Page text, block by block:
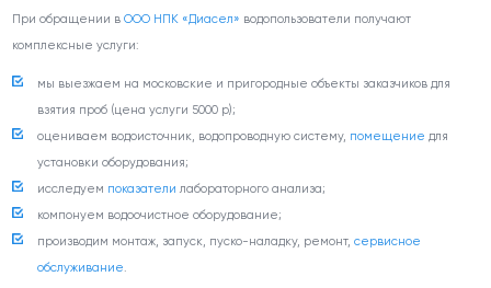
При обращении вООО НПК «Диасел» водопользователи получают
комплексные услуги:
мы выезжаем на московские и пригородные объекты заказчиков для
взятия проб (цена услуги 5000 р);
оцениваем водоисточник, водопроводную систему, помещение для
установки оборудования;
исследуем показатели лабораторного анализа;
компонуем водоочистное оборудование;
производим монтаж, запуск, пуско-наладку, ремонт, сервисное
обслуживание.